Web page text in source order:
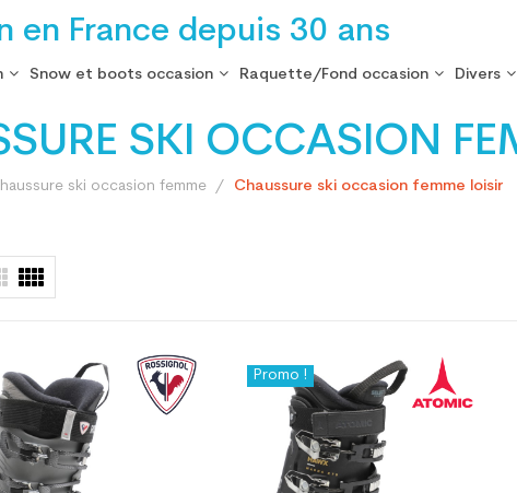
en France depuis 30 ans
Snow et boots occasion Raquette/Fond occasion Divers
SKI OCCASION
ski occasion femme Chaussure ski occasion femme loisir
Promo !